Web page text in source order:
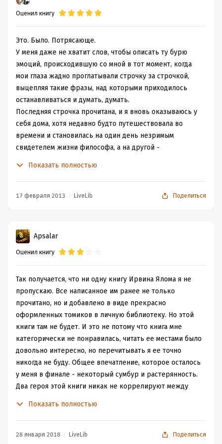
великие умы искали смысл жизни, и тогда процветала
такая наука, как философия. Поэтому, при описании
читать его философские размышления и мысли, это
было бы более естественным. Но Ирвин Ялом
предпочел ввести вторую фигуру, которая вела бы с
ним диалоги… но эти диалог построены по всем
законам сеанса психоанализа, что мне показалось
очень странным и неестественным.
Книга очень интересная, очень интеллектуальная и
идеально подходит для умственной зарядки. Как автор
изящно вводит ключевые моменты в жизни главных
героев, проводя некие параллели спада и подъема! Это
Оценил книгу
Это. Было. Потрясающе.
У меня даже не хватит слов, чтобы описать ту бурю
эмоций, происходившую со мной в тот момент, когда
мои глаза жадно проглатывали строчку за строчкой,
выцепляя такие фразы, над которыми приходилось
останавливаться и думать, думать.
Последняя строчка прочитана, и я вновь оказываюсь у
себя дома, хотя недавно будто путешествовала во
времени и становилась на один день незримым
свидетелем жизни философа, а на другой -
"Проблема Спинозы", безусловно, интересна для
конечно же, всем тем, кто любит и умеет глубоко
размышлять.
— Я желаю конца всем традициям,
думать самостоятельно.
Показать полностью
17 февраля 2013 LiveLib Поделиться
Apsalar
Оценил книгу
Так получается, что ни одну книгу Ирвина Ялома я не
пропускаю. Все написанное им ранее не только
прочитано, но и добавлено в виде прекрасно
оформленных томиков в личную библиотеку. Но этой
книги там не будет. И это не потому что книга мне
категорически не понравилась, читать ее местами было
довольно интересно, но перечитывать я ее точно
никогда не буду. Общее впечатление, которое осталось
у меня в финале - некоторый сумбур и растерянность.
Два героя этой книги никак не коррелируют между
возможности свободно мыслить пойти против своей
Показать полностью
28 января 2018 LiveLib Поделиться